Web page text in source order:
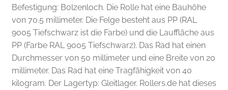
Befestigung: Bolzenloch. Die Rolle hat eine Bauhöhe
von 70.5 millimeter. Die Felge besteht aus PP (RAL
9005 Tiefschwarz ist die Farbe) und die Lauffläche aus
PP (Farbe RAL 9005 Tiefschwarz). Das Rad hat einen
Durchmesser von 50 millimeter und eine Breite von 20
millimeter. Das Rad hat eine Tragfähigkeit von 40
kilogram. Der Lagertyp: Gleitlager. Rollers.de hat dieses